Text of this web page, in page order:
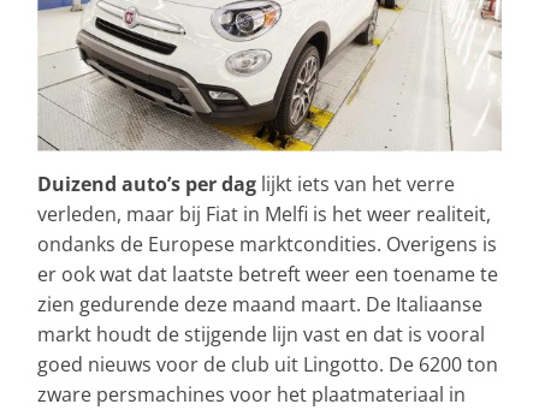
Duizend auto’s per dag lijkt iets van het verre
verleden, maar bij Fiat in Melfi is het weer realiteit,
ondanks de Europese marktcondities. Overigens is
er ook wat dat laatste betreft weer een toename te
zien gedurende deze maand maart. De Italiaanse
markt houdt de stijgende lijn vast en dat is vooral
goed nieuws voor de club uit Lingotto. De 6200 ton
zware persmachines voor het plaatmateriaal in